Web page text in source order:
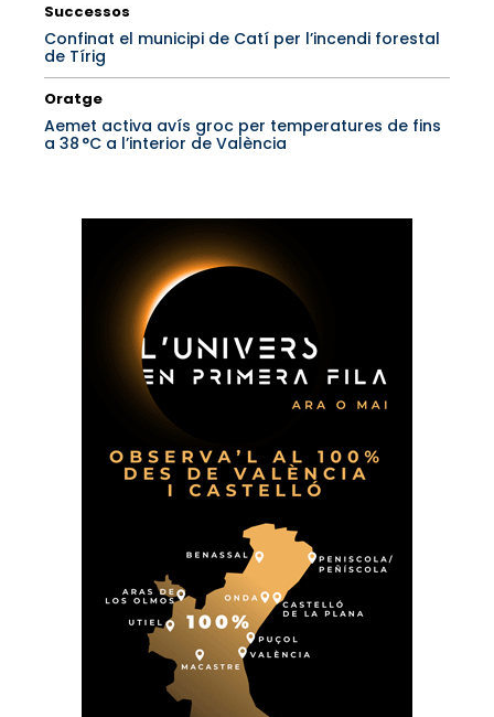
Successos
Confinat el municipi de Catí per l’incendi forestal
de Tírig
Oratge
Aemet activa avís groc per temperatures de fins
a 38 °C a l’interior de València